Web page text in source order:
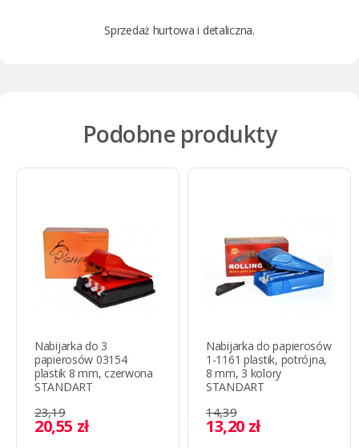
Sprzedaż hurtowa i detaliczna.
Podobne produkty
Nabijarka do 3
papierosów 03154
plastik 8 mm, czerwona
STANDART
23,19
20,55 zł
Nabijarka do papierosów
1-1161 plastik, potrójna,
8 mm, 3 kolory
STANDART
14,39
13,20 zł